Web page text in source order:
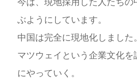
ぶようにしています。
中国は完全に現地化しました
マツウェイという企業文化を
にやっていく。